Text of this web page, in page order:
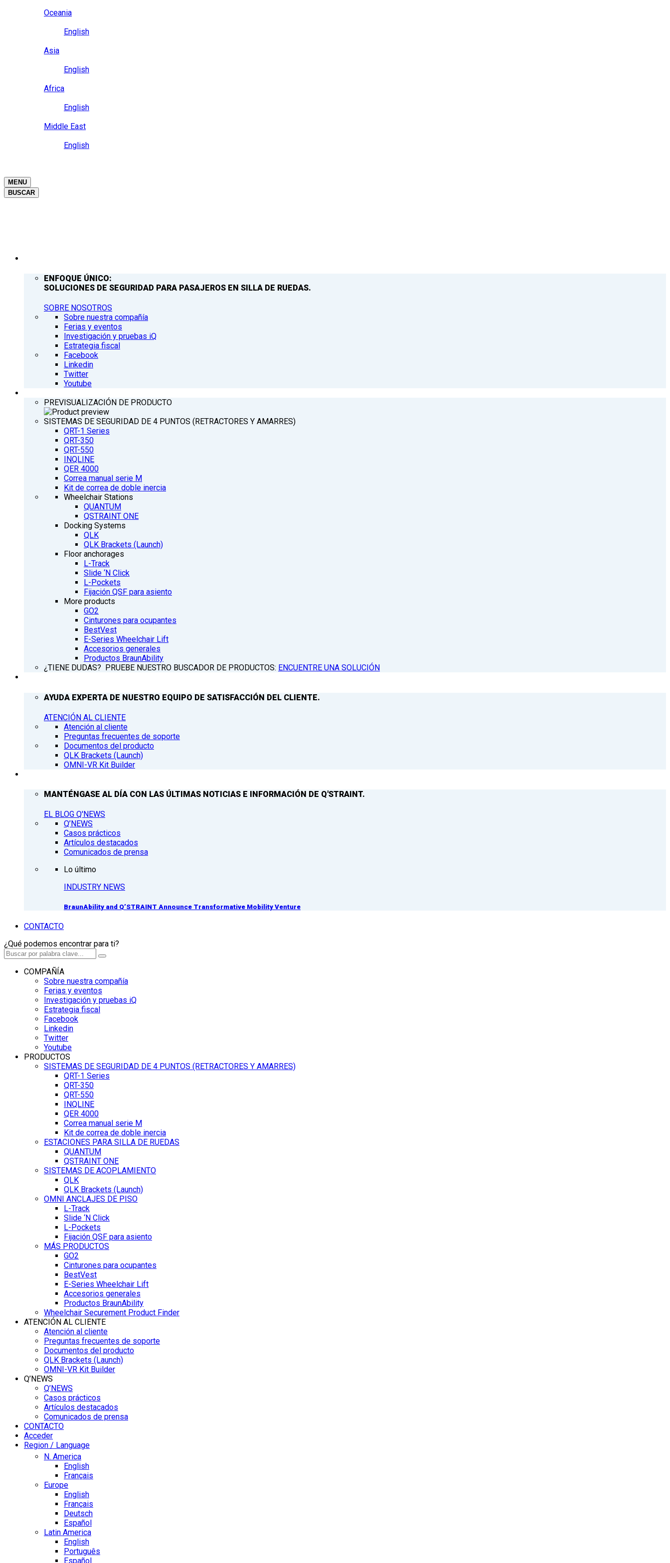
Oceania
English
Asia
English
Africa
English
Middle East
English
MENU
BUSCAR
ENFOQUE ÚNICO:
SOLUCIONES DE SEGURIDAD PARA PASAJEROS EN SILLA DE RUEDAS.
SOBRE NOSOTROS
Sobre nuestra compañía
Ferias y eventos
Investigación y pruebas iQ
Estrategia fiscal
Facebook
Linkedin
Twitter
Youtube
PREVISUALIZACIÓN DE PRODUCTO
SISTEMAS DE SEGURIDAD DE 4 PUNTOS (RETRACTORES Y AMARRES)
QRT-1 Series
QRT-350
QRT-550
INQLINE
QER 4000
Correa manual serie M
Kit de correa de doble inercia
Wheelchair Stations
QUANTUM
QSTRAINT ONE
Docking Systems
QLK
QLK Brackets (Launch)
Floor anchorages
L-Track
Slide ‘N Click
L-Pockets
Fijación QSF para asiento
More products
GO2
Cinturones para ocupantes
BestVest
E-Series Wheelchair Lift
Accesorios generales
Productos BraunAbility
¿TIENE DUDAS? PRUEBE NUESTRO BUSCADOR DE PRODUCTOS: ENCUENTRE UNA SOLUCIÓN
AYUDA EXPERTA DE NUESTRO EQUIPO DE SATISFACCIÓN DEL CLIENTE.
ATENCIÓN AL CLIENTE
Atención al cliente
Preguntas frecuentes de soporte
Documentos del producto
QLK Brackets (Launch)
OMNI-VR Kit Builder
MANTÉNGASE AL DÍA CON LAS ÚLTIMAS NOTICIAS E INFORMACIÓN DE Q'STRAINT.
EL BLOG Q'NEWS
Q’NEWS
Casos prácticos
Artículos destacados
Comunicados de prensa
Lo último
INDUSTRY NEWS
BraunAbility and Q’STRAINT Announce Transformative Mobility Venture
CONTACTO
¿Qué podemos encontrar para ti?
COMPAÑÍA
Sobre nuestra compañía
Ferias y eventos
Investigación y pruebas iQ
Estrategia fiscal
Facebook
Linkedin
Twitter
Youtube
PRODUCTOS
SISTEMAS DE SEGURIDAD DE 4 PUNTOS (RETRACTORES Y AMARRES)
QRT-1 Series
QRT-350
QRT-550
INQLINE
QER 4000
Correa manual serie M
Kit de correa de doble inercia
ESTACIONES PARA SILLA DE RUEDAS
QUANTUM
QSTRAINT ONE
SISTEMAS DE ACOPLAMIENTO
QLK
QLK Brackets (Launch)
OMNI ANCLAJES DE PISO
L-Track
Slide ‘N Click
L-Pockets
Fijación QSF para asiento
MÁS PRODUCTOS
GO2
Cinturones para ocupantes
BestVest
E-Series Wheelchair Lift
Accesorios generales
Productos BraunAbility
Wheelchair Securement Product Finder
ATENCIÓN AL CLIENTE
Atención al cliente
Preguntas frecuentes de soporte
Documentos del producto
QLK Brackets (Launch)
OMNI-VR Kit Builder
Q’NEWS
Q’NEWS
Casos prácticos
Artículos destacados
Comunicados de prensa
CONTACTO
Acceder
Region / Language
N. America
English
Français
Europe
English
Français
Deutsch
Español
Latin America
English
Português
Español